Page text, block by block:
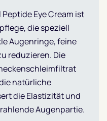
Peptide Eye Cream ist
die speziell
Augenringe, feine
reduzieren. Die
natürliche
die Elastizität und
Augenpartie.